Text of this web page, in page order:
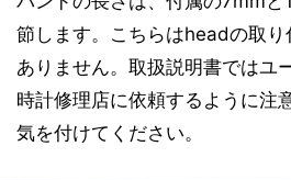
節します。こちらはheadの取
ありません。取扱説明書ではユ
時計修理店に依頼するように注
気を付けてください。